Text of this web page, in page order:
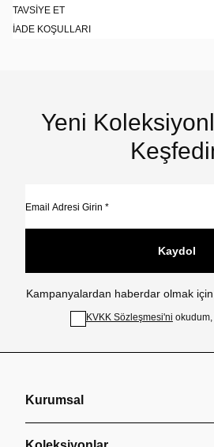
TAVSIYE ET
İADE KOŞULLARI
Yeni
Kaydol
Kampanyalardan haberdar olmak
KVKK Sözleşmesi'ni
Kurumsal